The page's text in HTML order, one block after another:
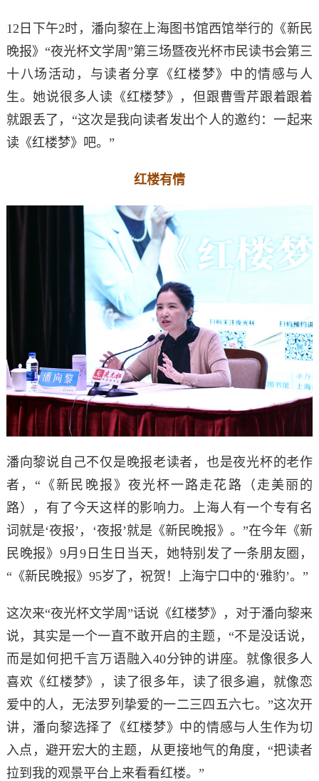
12日下午2时，潘向黎在上海图书馆西馆举行的《新民
晚报》“夜光杯文学周”第三场暨夜光杯市民读书会第三
十八场活动，与读者分享《红楼梦》中的情感与人
生。她说很多人读《红楼梦》，但跟曹雪芹跟着跟着
就跟丢了，“这次是我向读者发出个人的邀约：一起来
读《红楼梦》吧。”
红楼有情
潘向黎说自己不仅是晚报老读者，也是夜光杯的老作
者，“《新民晚报》夜光杯一路走花路（走美丽的
路），有了今天这样的影响力。上海人有一个专有名
词就是‘夜报’，‘夜报’就是《新民晚报》。”在今年《新
民晚报》9月9日生日当天，她特别发了一条朋友圈，
“《新民晚报》95岁了，祝贺！上海宁口中的‘雅豹’。”
这次来“夜光杯文学周”话说《红楼梦》，对于潘向黎来
说，其实是一个一直不敢开启的主题，“不是没话说，
而是如何把千言万语融入40分钟的讲座。就像很多人
喜欢《红楼梦》，读了很多年，读了很多遍，就像恋
爱中的人，无法罗列挚爱的一二三四五六七。”这次开
讲，潘向黎选择了《红楼梦》中的情感与人生作为切
入点，避开宏大的主题，从更接地气的角度，“把读者
拉到我的观景平台上来看看红楼。”